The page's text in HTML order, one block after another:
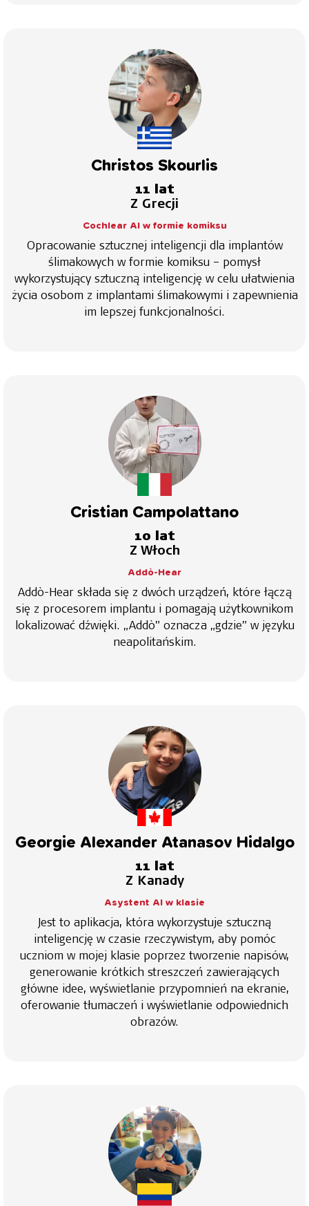
Christos Skourlis
11 lat
Z Grecji
Cochlear AI w formie komiksu
Opracowanie sztucznej inteligencji dla implantów
ślimakowych w formie komiksu – pomysł
wykorzystujący sztuczną inteligencję w celu ułatwienia
życia osobom z implantami ślimakowymi i zapewnienia
im lepszej funkcjonalności.
Cristian Campolattano
10 lat
Z Włoch
Addò-Hear
Addò-Hear składa się z dwóch urządzeń, które łączą
się z procesorem implantu i pomagają użytkownikom
lokalizować dźwięki. „Addò” oznacza „gdzie” w języku
neapolitańskim.
Georgie Alexander Atanasov Hidalgo
11 lat
Z Kanady
Asystent AI w klasie
Jest to aplikacja, która wykorzystuje sztuczną
inteligencję w czasie rzeczywistym, aby pomóc
uczniom w mojej klasie poprzez tworzenie napisów,
generowanie krótkich streszczeń zawierających
główne idee, wyświetlanie przypomnień na ekranie,
oferowanie tłumaczeń i wyświetlanie odpowiednich
obrazów.